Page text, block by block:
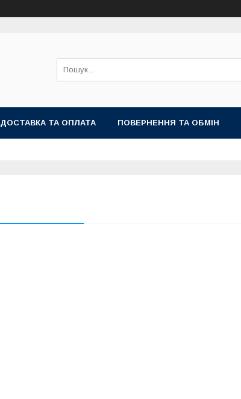
ДОСТАВКА ТА ОПЛАТА ПОВЕРНЕННЯ ТА ОБМІН